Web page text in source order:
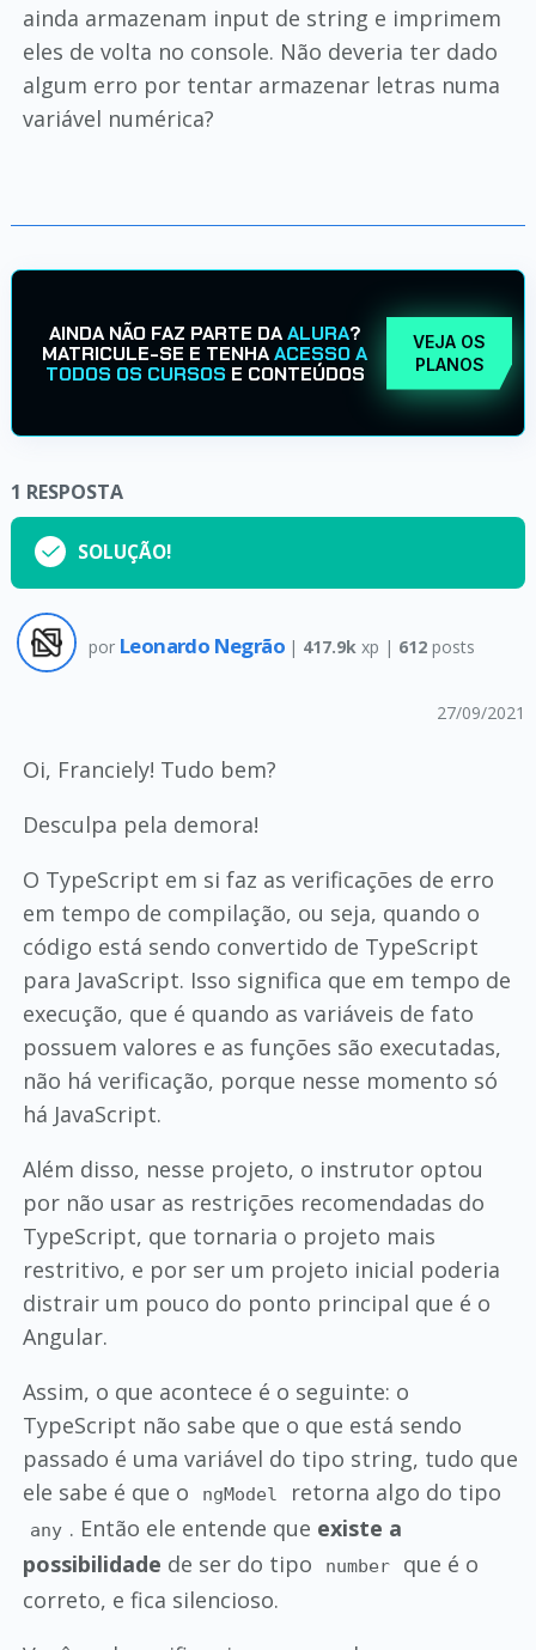
ainda armazenam input de string e imprimem
eles de volta no console. Não deveria ter dado
algum erro por tentar armazenar letras numa
variável numérica?
AINDA NÃO FAZ PARTE DAALURA?
MATRICULE-SE E TENHAACESSO A
TODOS OS CURSOS E CONTEÚDOS
VEJA OS
PLANOS
1 RESPOSTA
SOLUÇÃO!
por Leonardo Negrão | 417.9k xp | 612 posts
27/09/2021
Oi, Franciely! Tudo bem?
Desculpa pela demora!
O TypeScript em si faz as verificações de erro
em tempo de compilação, ou seja, quando o
código está sendo convertido de TypeScript
para JavaScript. Isso significa que em tempo de
execução, que é quando as variáveis de fato
possuem valores e as funções são executadas,
não há verificação, porque nesse momento só
há JavaScript.
Além disso, nesse projeto, o instrutor optou
por não usar as restrições recomendadas do
TypeScript, que tornaria o projeto mais
restritivo, e por ser um projeto inicial poderia
distrair um pouco do ponto principal que é o
Angular.
Assim, o que acontece é o seguinte: o
TypeScript não sabe que o que está sendo
passado é uma variável do tipo string, tudo que
ele sabe é que o
ngModel retorna algo do tipo
any . Então ele entende que existe a
possibilidade de ser do tipo number
que é o
correto, e fica silencioso.